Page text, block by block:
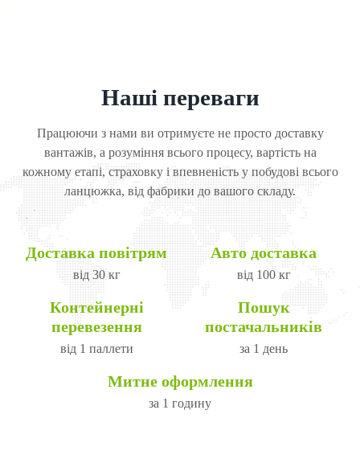
Наші переваги
Працюючи з нами ви отримуєте не просто доставку
вантажів, а розуміння всього процесу, вартість на
кожному етапі, страховку і впевненість у побудові всього
ланцюжка, від фабрики до вашого складу.
Доставка повітрям
від 30 кг
Авто доставка
від 100 кг
Контейнерні
перевезення
від 1 паллети
Пошук
постачальників
за 1 день
Митне оформлення
за 1 годину